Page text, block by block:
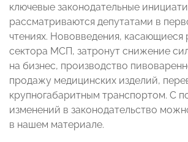
ключевые законодательные
рассматриваются депутатами в
чтениях. Нововведения, касающиеся
сектора МСП, затронут снижение
на бизнес, производство
продажу медицинских изделий,
крупногабаритным транспортом. С
изменений в законодательство
в нашем материале.